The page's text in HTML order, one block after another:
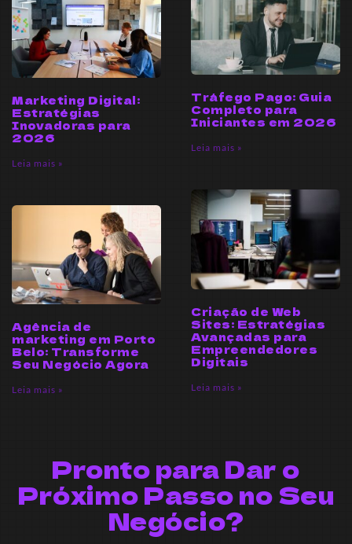
Marketing Digital:
Estratégias
Inovadoras para
2026
Leia mais »
Tráfego Pago: Guia
Completo para
Iniciantes em 2026
Leia mais »
Agência de
marketing em Porto
Belo: Transforme
Seu Negócio Agora
Leia mais »
Criação de Web
Sites: Estratégias
Avançadas para
Empreendedores
Digitais
Leia mais »
Pronto para Dar o
Próximo Passo no Seu
Negócio?